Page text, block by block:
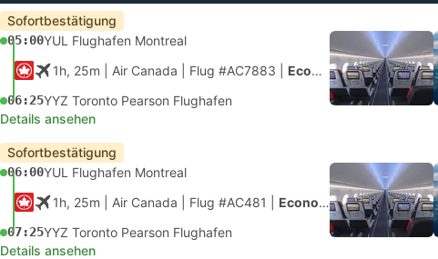
Sofortbestätigung
05:00YUL Flughafen Montreal
1h, 25m | Air Canada Flug #AC7883 Economy
06:25YYZ Toronto Pearson Flughafen
Details ansehen
Sofortbestätigung
06:00YUL Flughafen Montreal
1h, 25m | Air Canada Flug #AC481 Economy
07:25YYZ Toronto Pearson Flughafen
Details ansehen